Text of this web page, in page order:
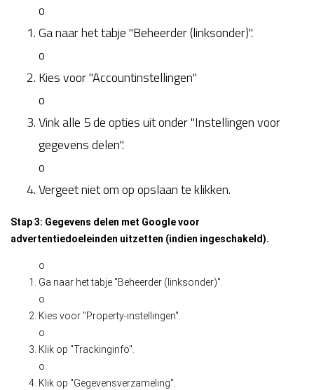
o
Ga naar het tabje "Beheerder (linksonder)".
o
Kies voor "Accountinstellingen"
o
Vink alle 5 de opties uit onder "Instellingen voor
gegevens delen".
o
Vergeet niet om op opslaan te klikken.
Stap 3: Gegevens delen met Google voor
advertentiedoeleinden uitzetten (indien ingeschakeld).
o
Ga naar het tabje "Beheerder (linksonder)".
o
Kies voor "Property-instellingen".
o
Klik op "Trackinginfo".
o
Klik op "Gegevensverzameling".